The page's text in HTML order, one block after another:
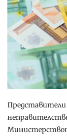
Представители